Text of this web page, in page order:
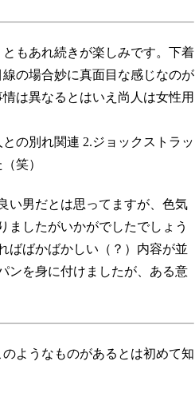
もあれ続きが楽しみです。下着
の場合妙に真面目な感じなのが
は異なるとはいえ尚人は女性用
の別れ関連 2.ジョックストラッ
笑）
い男だとは思ってますが、色気
したがいかがでしたでしょう
ばばかばかしい（？）内容が並
ンを身に付けましたが、ある意
ようなものがあるとは初めて知